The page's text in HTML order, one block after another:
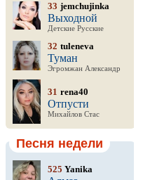
33 jemchujinka
Выходной
Детские Русские
32 tuleneva
Туман
Эгромжан Александр
31 rena40
Отпусти
Михайлов Стас
Песня недели
525 Yanika